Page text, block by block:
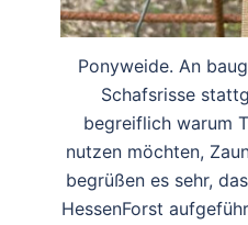
Ponyweide. An
Schafsrisse
begreiflich warum
nutzen möchten,
begrüßen es sehr,
HessenForst